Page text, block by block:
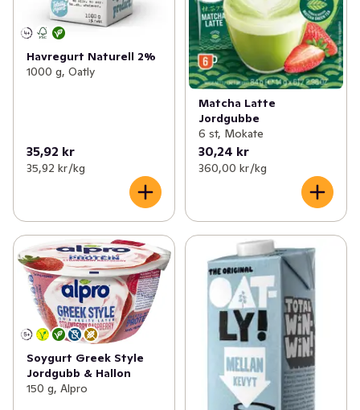
Havregurt Naturell 2%
1000 g, Oatly
35,92 kr
35,92 kr /kg
Matcha Latte
Jordgubbe
6 st, Mokate
30,24 kr
360,00 kr /kg
Soygurt Greek Style
Jordgubb & Hallon
150 g, Alpro